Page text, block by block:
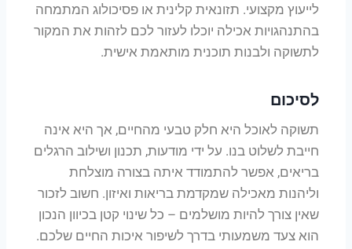
לייעוץ מקצועי. תזונאית קלינית או פסיכולוג המתמחה
בהתנהגויות אכילה יוכלו לעזור לכם לזהות את המקור
לתשוקה ולבנות תוכנית מותאמת אישית.
לסיכום
תשוקה לאוכל היא חלק טבעי מהחיים, אך היא אינה
חייבת לשלוט בנו. על ידי מודעות, תכנון ושילוב הרגלים
בריאים, אפשר להתמודד איתה בצורה מוצלחת
וליהנות מאכילה שמקדמת בריאות ואיזון. חשוב לזכור
שאין צורך להיות מושלמים – כל שינוי קטן בכיוון הנכון
הוא צעד משמעותי בדרך לשיפור איכות החיים שלכם.